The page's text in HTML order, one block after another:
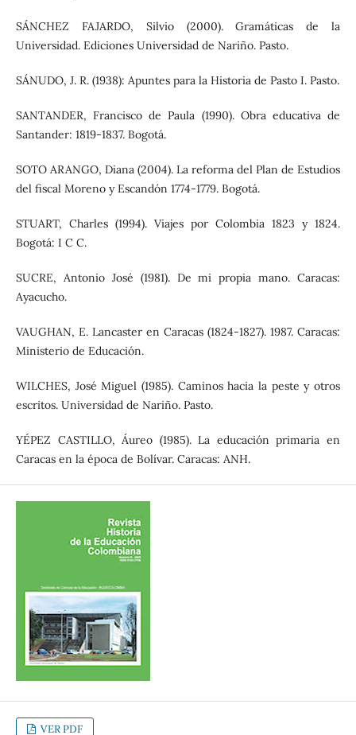
SÁNCHEZ FAJARDO, Silvio (2000). Gramáticas de la
Universidad. Ediciones Universidad de Nariño. Pasto.
SÁNUDO, J. R. (1938): Apuntes para la Historia de Pasto I. Pasto.
SANTANDER, Francisco de Paula (1990). Obra educativa de
Santander: 1819-1837. Bogotá.
SOTO ARANGO, Diana (2004). La reforma del Plan de Estudios
del fiscal Moreno y Escandón 1774-1779. Bogotá.
STUART, Charles (1994). Viajes por Colombia 1823 y 1824.
Bogotá: I C C.
SUCRE, Antonio José (1981). De mi propia mano. Caracas:
Ayacucho.
VAUGHAN, E. Lancaster en Caracas (1824-1827). 1987. Caracas:
Ministerio de Educación.
WILCHES, José Miguel (1985). Caminos hacia la peste y otros
escritos. Universidad de Nariño. Pasto.
YÉPEZ CASTILLO, Áureo (1985). La educación primaria en
Caracas en la época de Bolívar. Caracas: ANH.
VER PDF